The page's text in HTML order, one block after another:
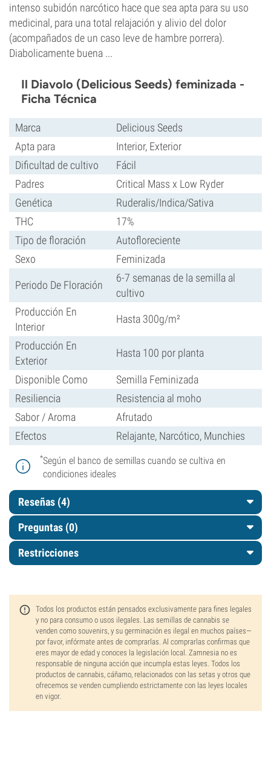
intenso subidón narcótico hace que sea apta para su uso
medicinal, para una total relajación y alivio del dolor
(acompañados de un caso leve de hambre porrera).
Diabolicamente buena ...
Il Diavolo (Delicious Seeds) feminizada -
Ficha Técnica
Marca
Delicious Seeds
Apta para
Interior, Exterior
Dificultad de cultivo
Fácil
Padres
Critical Mass x Low Ryder
Genética
Ruderalis/Indica/Sativa
THC
17%
Tipo de floración
Autofloreciente
Sexo
Feminizada
Periodo De Floración
6-7 semanas de la semilla al
cultivo
Producción En
Interior
Hasta 300g/m²
Producción En
Exterior
Hasta 100 por planta
Disponible Como
Semilla Feminizada
Resiliencia
Resistencia al moho
Sabor / Aroma
Afrutado
Efectos
Relajante, Narcótico, Munchies
*Según el banco de semillas cuando se cultiva en
condiciones ideales
Reseñas (4)
Preguntas (0)
Restricciones
Todos los productos están pensados exclusivamente para fines legales
y no para consumo o usos ilegales. Las semillas de cannabis se
venden como souvenirs, y su germinación es ilegal en muchos países—
por favor, infórmate antes de comprarlas. Al comprarlas confirmas que
eres mayor de edad y conoces la legislación local. Zamnesia no es
responsable de ninguna acción que incumpla estas leyes. Todos los
productos de cannabis, cáñamo, relacionados con las setas y otros que
ofrecemos se venden cumpliendo estrictamente con las leyes locales
en vigor.